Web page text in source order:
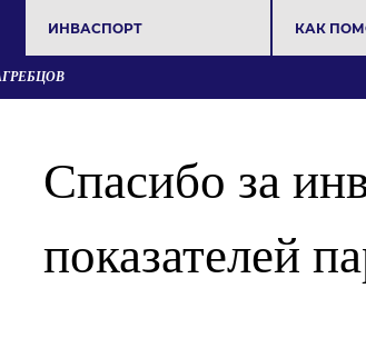
ИНВАСПОРТ КАК
Спасибо за
показателей